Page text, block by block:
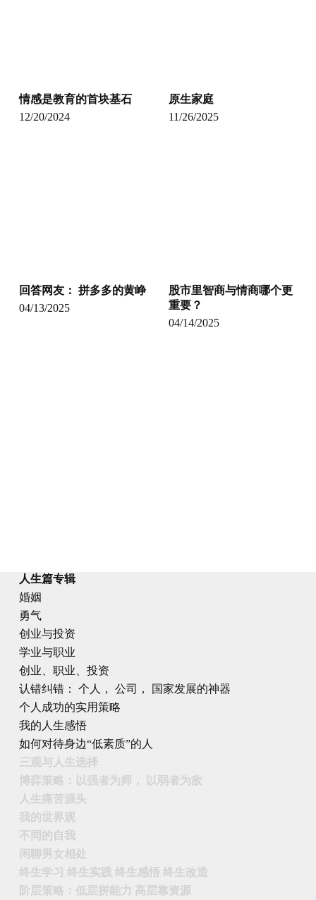
情感是教育的首块基石
12/20/2024
原生家庭
11/26/2025
回答网友： 拼多多的黄峥
04/13/2025
股市里智商与情商哪个更
重要？
04/14/2025
人生篇专辑
婚姻
勇气
创业与投资
学业与职业
创业、职业、投资
认错纠错： 个人， 公司， 国家发展的神器
个人成功的实用策略
我的人生感悟
如何对待身边“低素质”的人
三观与人生选择
博弈策略：以强者为师， 以弱者为敌
人生痛苦源头
我的世界观
不同的自我
闲聊男女相处
终生学习 终生实践 终生感悟 终生改造
阶层策略：低层拼能力 高层靠资源